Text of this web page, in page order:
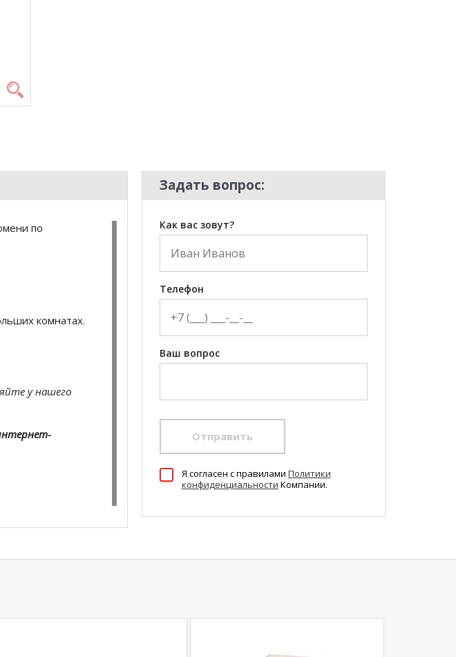
по
комнатах.
у нашего
Задать вопрос:
Как вас зовут?
Телефон
Ваш вопрос
Отправить
Я согласен c правилами Политики
конфиденциальности Компании.